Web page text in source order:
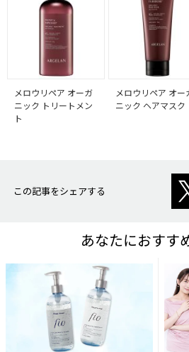
メロウリペア オーガ
ニック トリートメン
ト
メロウリペア オー
ニック ヘアマスク
この記事をシェアする
あなたにおすす